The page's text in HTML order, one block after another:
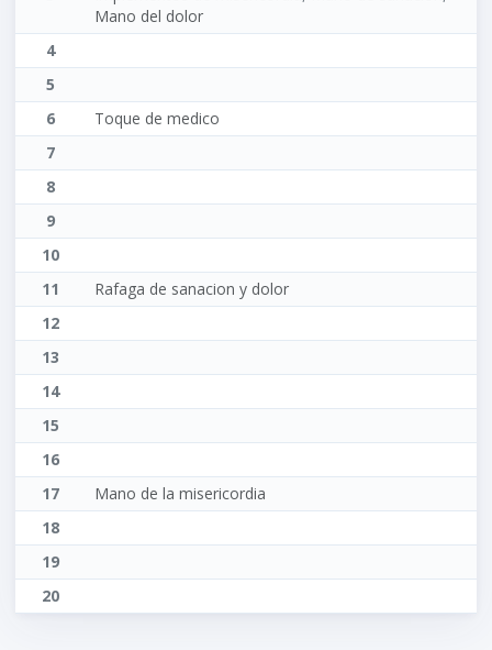
Mano del dolor
4
5
6
Toque de medico
7
8
9
10
11
Rafaga de sanacion y dolor
12
13
14
15
16
17
Mano de la misericordia
18
19
20